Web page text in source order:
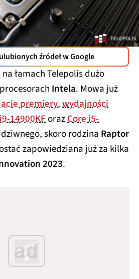
źródeł w Google
łamach Telepolis dużo
Intela. Mowa już
premiery,wydajności
14900KForazCore i5-
skoro rodzina Raptor
zapowiedziana już za kilka
2023.
ad